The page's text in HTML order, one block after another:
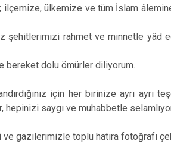
ilçemize, ülkemize ve tüm İslam
şehitlerimizi rahmet ve minnetle yâd
bereket dolu ömürler diliyorum.
için her birinize ayrı ayrı
hepinizi saygı ve muhabbetle
ve gazilerimizle toplu hatıra fotoğrafı